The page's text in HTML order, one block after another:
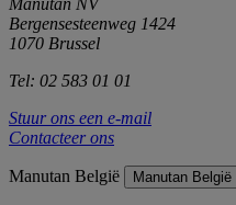
Manutan NV
Bergensesteenweg 1424
1070 Brussel
Tel: 02 583 01 01
Stuur ons een e-mail
Contacteer ons
Manutan België Manutan België